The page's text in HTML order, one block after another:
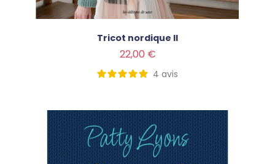
Tricot nordique II
22,00 €
4 avis